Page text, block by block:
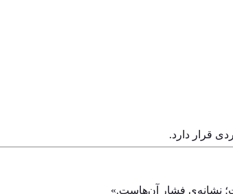
قرار دارد.
نشانه‌ی فشار آن‌هاست.»